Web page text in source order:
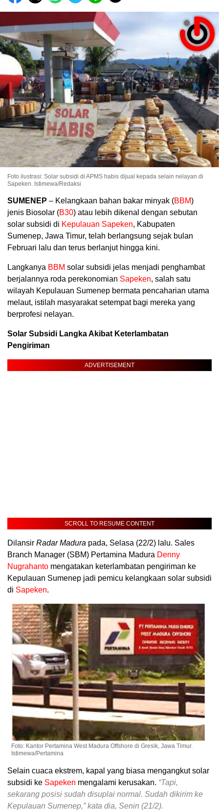
Foto ilustrasi: Solar subsidi di APMS habis dijual kepada selain nelayan di
Sapeken. Istimewa/Redaksi
SUMENEP – Kelangkaan bahan bakar minyak (BBM)
jenis Biosolar (B30) atau lebih dikenal dengan sebutan
solar subsidi di Kepulauan Sapeken, Kabupaten
Sumenep, Jawa Timur, telah berlangsung sejak bulan
Februari lalu dan terus berlanjut hingga kini.
Langkanya BBM solar subsidi jelas menjadi penghambat
berjalannya roda perekonomian Sapeken, salah satu
wilayah Kepulauan Sumenep bermata pencaharian utama
melaut, istilah masyarakat setempat bagi mereka yang
berprofesi nelayan.
Solar Subsidi Langka Akibat Keterlambatan
Pengiriman
ADVERTISEMENT
SCROLL TO RESUME CONTENT
Dilansir Radar Madura pada, Selasa (22/2) lalu. Sales
Branch Manager (SBM) Pertamina Madura Denny
Nugrahanto mengatakan keterlambatan pengiriman ke
Kepulauan Sumenep jadi pemicu kelangkaan solar subsidi
di Sapeken.
Foto: Kantor Pertamina West Madura Offshore di Gresik, Jawa Timur.
Istimewa/Pertamina
Selain cuaca ekstrem, kapal yang biasa mengangkut solar
subsidi ke Sapeken mengalami kerusakan. “Tapi,
sekarang posisi sudah disuplai normal. Sudah dikirim ke
Kepulauan Sumenep,” kata dia, Senin (21/2).